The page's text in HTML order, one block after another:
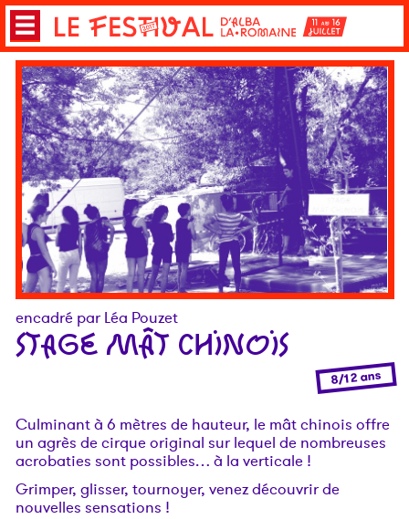
encadré par Léa Pouzet
STAGE MÂT CHINOIS
8/12 ans
Culminant à 6 mètres de hauteur, le mât chinois offre
un agrès de cirque original sur lequel de nombreuses
acrobaties sont possibles… à la verticale !
Grimper, glisser, tournoyer, venez découvrir de
nouvelles sensations !